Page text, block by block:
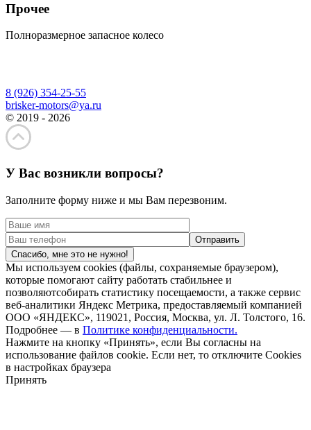
Прочее
Полноразмерное запасное колесо
8 (926) 354-25-55
brisker-motors@ya.ru
© 2019 - 2026
У Вас возникли вопросы?
Заполните форму ниже и мы Вам перезвоним.
Спасибо, мне это не нужно!
Мы используем cookies (файлы, сохраняемые браузером),
которые помогают сайту работать стабильнее и
позволяютсобирать статистику посещаемости, а также сервис
веб-аналитики Яндекс Метрика, предоставляемый компанией
ООО «ЯНДЕКС», 119021, Россия, Москва, ул. Л. Толстого, 16.
Подробнее — в Политике конфиденциальности.
Нажмите на кнопку «Принять», если Вы согласны на
использование файлов cookie. Если нет, то отключите Cookies
в настройках браузера
Принять